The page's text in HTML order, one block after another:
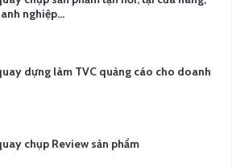
nghiệp…
dựng làm TVC quảng cáo cho doanh
chụp Review sản phẩm